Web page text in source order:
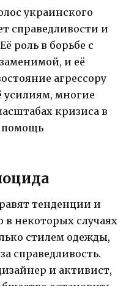
украинского
справедливости и
роль в борьбе с
и её
агрессору
усилиям, многие
кризиса в
помощь
тенденции и
некоторых случаях
стилем одежды,
справедливость.
и активист,